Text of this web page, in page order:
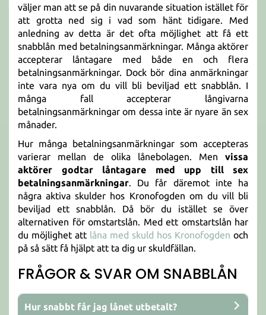
väljer man att se på din nuvarande situation istället för
att grotta ned sig i vad som hänt tidigare. Med
anledning av detta är det ofta möjlighet att få ett
snabblån med betalningsanmärkningar. Många aktörer
accepterar låntagare med både en och flera
betalningsanmärkningar. Dock bör dina anmärkningar
inte vara nya om du vill bli beviljad ett snabblån. I
många fall accepterar långivarna
betalningsanmärkningar om dessa inte är nyare än sex
månader.
Hur många betalningsanmärkningar som accepteras
varierar mellan de olika lånebolagen. Men vissa
aktörer godtar låntagare med upp till sex
betalningsanmärkningar. Du får däremot inte ha
några aktiva skulder hos Kronofogden om du vill bli
beviljad ett snabblån. Då bör du istället se över
alternativen för omstartslån. Med ett omstartslån har
du möjlighet att låna med skuld hos Kronofogden och
på så sätt få hjälpt att ta dig ur skuldfällan.
FRÅGOR & SVAR OM SNABBLÅN
Hur snabbt får jag lånet utbetalt?